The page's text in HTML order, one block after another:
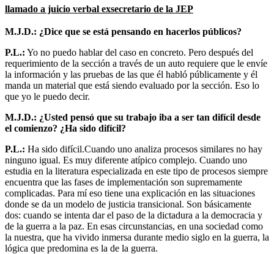
llamado a juicio verbal exsecretario de la JEP
M.J.D.: ¿Dice que se está pensando en hacerlos públicos?
P.L.: Yo no puedo hablar del caso en concreto. Pero después del
requerimiento de la sección a través de un auto requiere que le envíe
la información y las pruebas de las que él habló públicamente y él
manda un material que está siendo evaluado por la sección. Eso lo
que yo le puedo decir.
M.J.D.: ¿Usted pensó que su trabajo iba a ser tan difícil desde
el comienzo? ¿Ha sido difícil?
P.L.: Ha sido difícil.Cuando uno analiza procesos similares no hay
ninguno igual. Es muy diferente atípico complejo. Cuando uno
estudia en la literatura especializada en este tipo de procesos siempre
encuentra que las fases de implementación son supremamente
complicadas. Para mí eso tiene una explicación en las situaciones
donde se da un modelo de justicia transicional. Son básicamente
dos: cuando se intenta dar el paso de la dictadura a la democracia y
de la guerra a la paz. En esas circunstancias, en una sociedad como
la nuestra, que ha vivido inmersa durante medio siglo en la guerra, la
lógica que predomina es la de la guerra.